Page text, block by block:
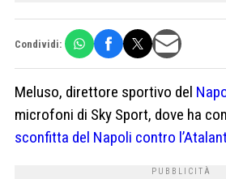
Condividi:
Meluso, direttore sportivo del
microfoni di Sky Sport, dove ha
sconfitta del Napoli contro